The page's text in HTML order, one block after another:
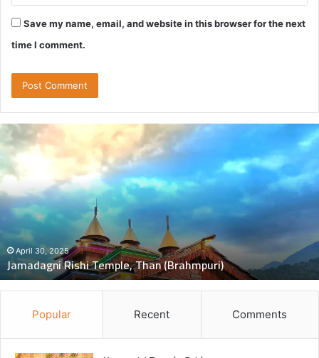
Save my name, email, and website in this browser for the next
time I comment.
(Brahmpuri)
दुः
ख
ब
च
पे
ट
में
आ
November 5, 2024
दुःखद : बस की चपेट में बाइक आने
मौत, 2 बच्चे गंभीर घायल
Popular Recent Comments